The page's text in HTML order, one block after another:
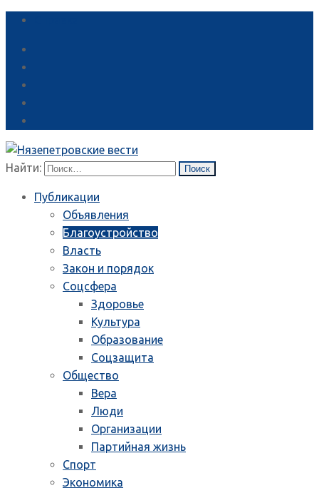
Найти:
Публикации
Объявления
Благоустройство
Власть
Закон и порядок
Соцсфера
Здоровье
Культура
Образование
Соцзащита
Общество
Вера
Люди
Организации
Партийная жизнь
Спорт
Экономика